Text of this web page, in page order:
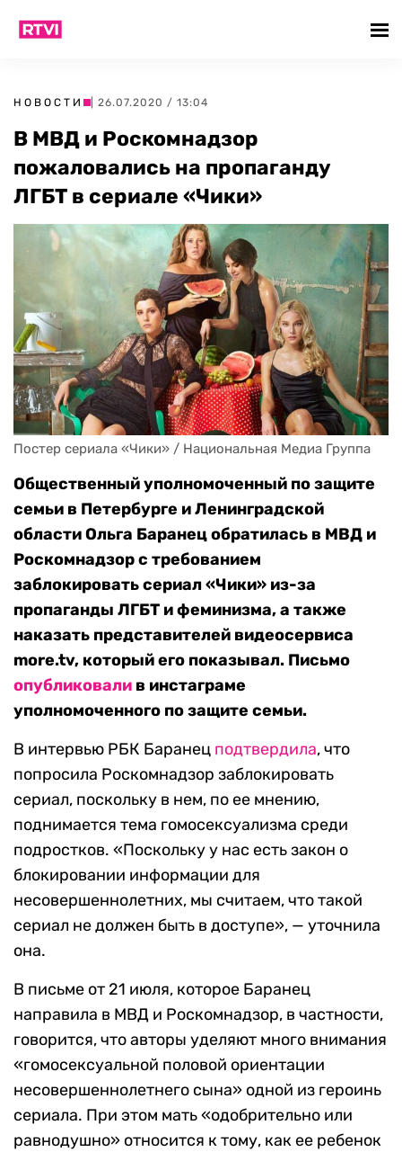
НОВОСТИ | 26.07.2020 / 13:04
В МВД и Роскомнадзор
пожаловались на пропаганду
ЛГБТ в сериале «Чики»
Постер сериала «Чики» / Национальная Медиа Группа
Общественный уполномоченный по защите
семьи в Петербурге и Ленинградской
области Ольга Баранец обратилась в МВД и
Роскомнадзор с требованием
заблокировать сериал «Чики» из-за
пропаганды ЛГБТ и феминизма, а также
наказать представителей видеосервиса
more.tv, который его показывал. Письмо
опубликовали в инстаграме
уполномоченного по защите семьи.
В интервью РБК Баранец подтвердила, что
попросила Роскомнадзор заблокировать
сериал, поскольку в нем, по ее мнению,
поднимается тема гомосексуализма среди
подростков. «Поскольку у нас есть закон о
блокировании информации для
несовершеннолетних, мы считаем, что такой
сериал не должен быть в доступе», — уточнила
она.
В письме от 21 июля, которое Баранец
направила в МВД и Роскомнадзор, в частности,
говорится, что авторы уделяют много внимания
«гомосексуальной половой ориентации
несовершеннолетнего сына» одной из героинь
сериала. При этом мать «одобрительно или
равнодушно» относится к тому, как ее ребенок